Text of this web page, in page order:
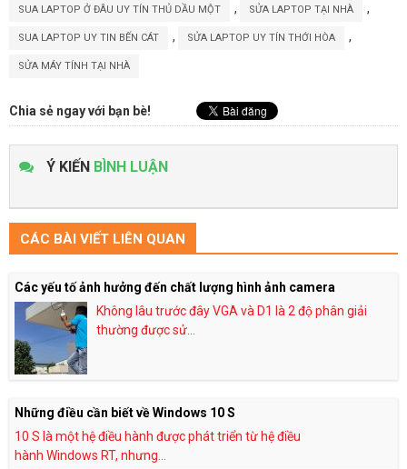
SUA LAPTOP Ở ĐÂU UY TÍN THỦ DẦU MỘT , SỬA LAPTOP TẠI NHÀ ,
SUA LAPTOP UY TIN BẾN CÁT , SỬA LAPTOP UY TÍN THỚI HÒA ,
SỬA MÁY TÍNH TẠI NHÀ
Chia sẻ ngay với bạn bè!
Ý KIẾN BÌNH LUẬN
CÁC BÀI VIẾT LIÊN QUAN
Các yếu tố ảnh hưởng đến chất lượng hình ảnh camera
Không lâu trước đây VGA và D1 là 2 độ phân giải
thường được sử...
Những điều cần biết về Windows 10 S
10 S là một hệ điều hành được phát triển từ hệ điều
hành Windows RT, nhưng...